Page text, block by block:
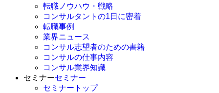
転職ノウハウ・戦略
コンサルタントの1日に密着
転職事例
業界ニュース
コンサル志望者のための書籍
コンサルの仕事内容
コンサル業界知識
セミナーセミナー
セミナートップ